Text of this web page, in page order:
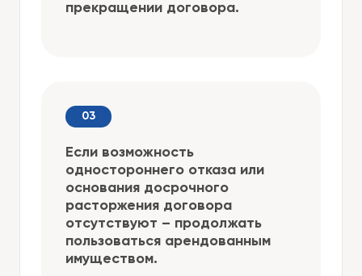
прекращении договора.
Если возможность
одностороннего отказа или
основания досрочного
расторжения договора
отсутствуют – продолжать
пользоваться арендованным
имуществом.